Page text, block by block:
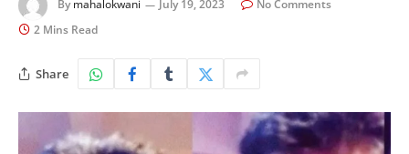
By mahalokwani July 19, 2023
No Comments
2 Mins Read
Share